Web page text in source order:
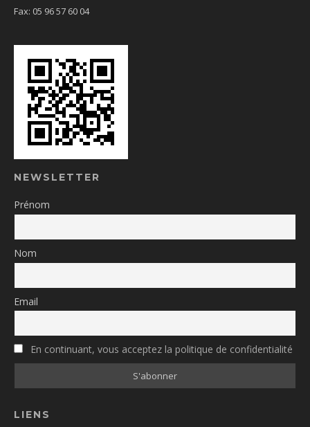
Fax: 05 96 57 60 04
NEWSLETTER
Prénom
Nom
Email
En continuant, vous acceptez la politique de confidentialité
LIENS